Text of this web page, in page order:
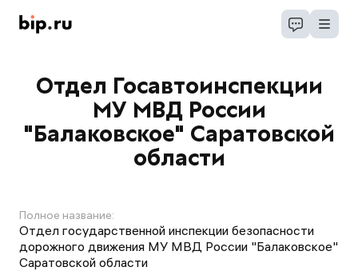
Отдел Госавтоинспекции
МУ МВД России
"Балаковское" Саратовской
области
Полное название:
Отдел государственной инспекции безопасности
дорожного движения МУ МВД России "Балаковское"
Саратовской области